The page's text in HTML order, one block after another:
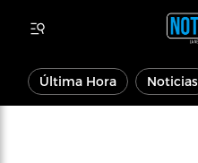
Última Hora Noticias